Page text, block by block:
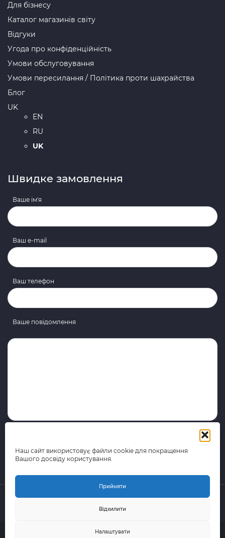
Наш сайт використовує файли cookie для покращення
Вашого досвіду користування.
Прийняти
Відхилити
Налаштувати
Для бізнесу
Каталог магазинів світу
Відгуки
Угода про конфіденційність
Умови обслуговування
Умови пересилання / Політика проти шахрайства
Блог
UK
EN
RU
UK
Швидке замовлення
Ваше ім'я
Ваш e-mail
Ваш телефон
Ваше повідомлення
© 2015-2026 поштово-логістична компанія Portal Express